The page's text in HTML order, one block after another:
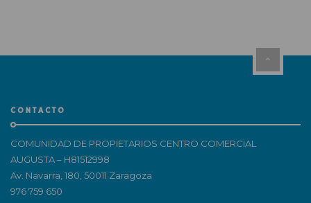
CONTACTO
COMUNIDAD DE PROPIETARIOS CENTRO COMERCIAL
AUGUSTA – H81512998
Av. Navarra, 180, 50011 Zaragoza
976 759 650